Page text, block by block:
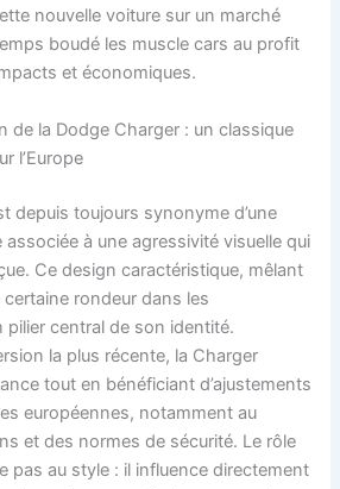
nouvelle voiture sur un marché
boudé les muscle cars au profit
et économiques.
de la Dodge Charger : un classique
l’Europe
depuis toujours synonyme d’une
à une agressivité visuelle qui
Ce design caractéristique, mêlant
rondeur dans les
central de son identité.
la plus récente, la Charger
tout en bénéficiant d’ajustements
européennes, notamment au
et des normes de sécurité. Le rôle
pas au style : il influence directement